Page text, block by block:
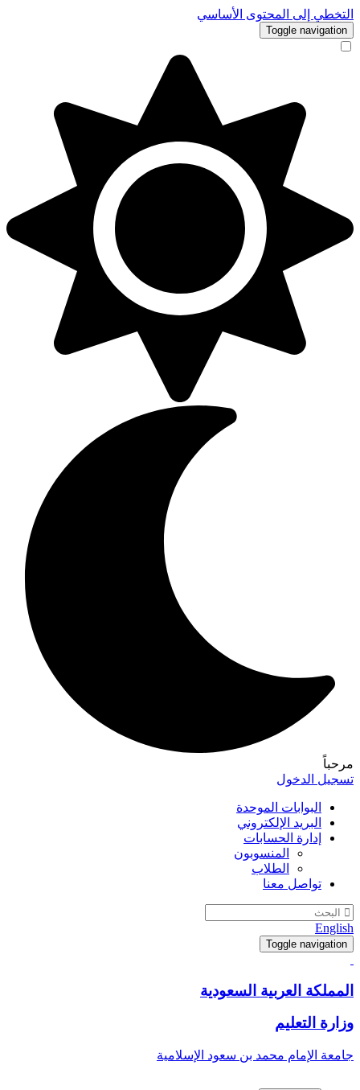
التخطي إلى المحتوى الأساسي
Toggle navigation
مرحباً
تسجيل الدخول
البوابات الموحدة
البريد الإلكتروني
إدارة الحسابات
المنسوبون
الطلاب
تواصل معنا
English
Toggle navigation
المملكة العربية السعودية
وزارة التعليم
جامعة الإمام محمد بن سعود الإسلامية